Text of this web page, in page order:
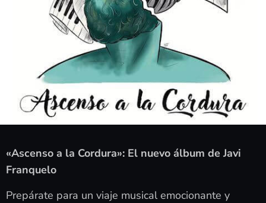
«Ascenso a la Cordura»: El nuevo álbum de Javi
Franquelo
Prepárate para un viaje musical emocionante y